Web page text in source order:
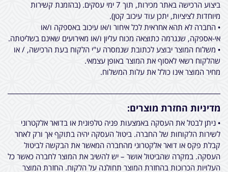
ביצוע הרכישה באתר מכירות, תוך 7 ימי עסקים. (בהזמנת קשירות
מיוחדות לציציות, יתכן עוד עיכוב קטן).
• החברה לא תהא אחראית לכל איחור ו/או עיכוב באספקה ו/או
אי-אספקה, שנגרמה כתוצאה מכוח עליון ו/או מאירועים שאינם בשליטתה.
• משלוח המוצר יבוצע לכתובת שנמסרה ע"י הלקוח בעת הרכישה, / או
שהלקוח רשאי לאסוף את המוצר באופן עצמאי.
מחיר המוצר אינו כולל את עלות המשלוח.
מדיניות החזרת מוצרים:
• ניתן לבטל את העסקה באמצעות פניה טלפונית או בדואר אלקטרוני
לשירות הלקוחות של החברה. ביטול העסקה יהיה בתוקף אך ורק לאחר
קבלת פקס או דואר אלקטרוני מהחברה המאשר את הבקשה לביטול
העסקה. במקרה שהביטול אושר – יש להשיב את המוצר לחברה כאשר כל
העלויות הכרוכות בהחזרת המוצר תחולנה על הלקוח. החזרת המוצר